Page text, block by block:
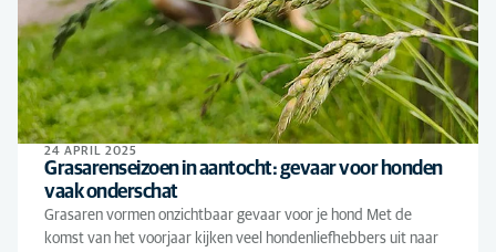
24 APRIL 2025
Grasarenseizoen in aantocht: gevaar voor honden
vaak onderschat
Grasaren vormen onzichtbaar gevaar voor je hond Met de
komst van het voorjaar kijken veel hondenliefhebbers uit naar